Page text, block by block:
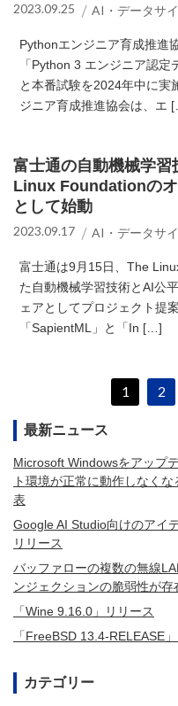
2023.09.25 AI・データサ
Pythonエンジニア育成推進
「Python 3 エンジニア認
と本番試験を2024年中に実
ジニア育成推進協会は、エ
富士通の自動機械学習
Linux Foundationのオ
として始動
2023.09.17 AI・データサ
富士通は9月15日、The
た自動機械学習技術とAI公
ェアとしてプロジェクト提
「SapientML」と「In […]
1 2
最新ニュース
Microsoft Windowsをアップ
ト環境が正常に動作しなく
表
Google AI Studio向けのアイ
リリース
バッファローの複数の無線
ンジェクションの脆弱性が
「Wine 9.16.0」リリース
「FreeBSD 13.4-RELEASE
カテゴリー